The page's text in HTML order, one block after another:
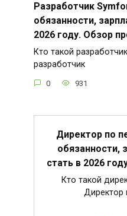
Разработчик
обязанности,
2026 году. Обзор
Кто такой
разработчик
0 931
Директор по
обязанности,
стать в 2026
Кто такой
Директор